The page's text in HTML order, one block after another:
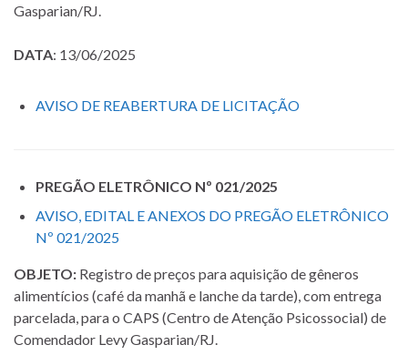
Gasparian/RJ.
DATA: 13/06/2025
AVISO DE REABERTURA DE LICITAÇÃO
PREGÃO ELETRÔNICO Nº 021/2025
AVISO, EDITAL E ANEXOS DO PREGÃO ELETRÔNICO
Nº 021/2025
OBJETO: Registro de preços para aquisição de gêneros
alimentícios (café da manhã e lanche da tarde), com entrega
parcelada, para o CAPS (Centro de Atenção Psicossocial) de
Comendador Levy Gasparian/RJ.